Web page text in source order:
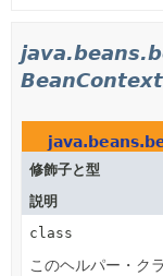
修飾子と型
説明
class
このヘルパー・ク